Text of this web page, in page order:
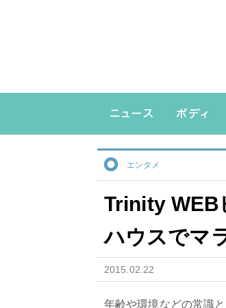
エンタメ
Trinity WEB
ハウスでマ
2015.02.22
年齢や環境などの常識